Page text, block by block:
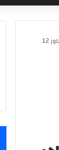
رئيس الوزراء يفتتح مصنع “فانوارد” الصيني لإنتاج سخانات الغاز والمبادلات الحرارية باستثمارات تتجاوز 12